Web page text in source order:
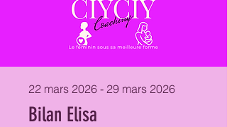
Bilan Elisa
22 mars 2026 - 29 mars 2026